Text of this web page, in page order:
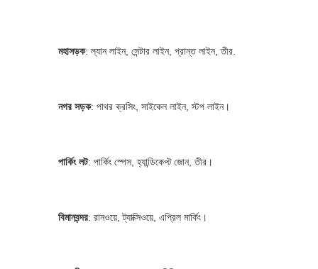
মহাসড়ক: ল্যান লাইন, সেন্টার লাইন, প্রান্ত লাইন, তীর.
নগর সড়ক: পাথর ক্রসিং, সাইকেল লাইন, স্টপ লাইন।
পার্কিং লট: পার্কিং স্পেস, হ্যান্ডিকেপ্ট জোন, তীর।
বিমানবন্দর: রানওয়ে, ট্যাক্সিওয়ে, এপ্রিল মার্কিং।